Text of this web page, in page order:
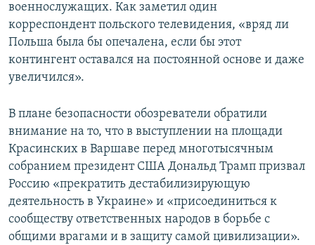
военнослужащих. Как заметил один
корреспондент польского телевидения, «вряд ли
Польша была бы опечалена, если бы этот
контингент оставался на постоянной основе и даже
увеличился».
В плане безопасности обозреватели обратили
внимание на то, что в выступлении на площади
Красинских в Варшаве перед многотысячным
собранием президент США Дональд Трамп призвал
Россию «прекратить дестабилизирующую
деятельность в Украине» и «присоединиться к
сообществу ответственных народов в борьбе с
общими врагами и в защиту самой цивилизации».